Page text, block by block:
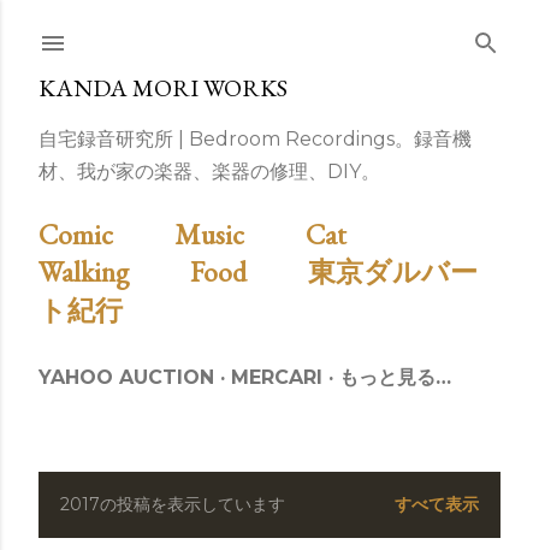
スキップしてメイン コンテンツに移動
KANDA MORI WORKS
自宅録音研究所 | Bedroom Recordings。録音機
材、我が家の楽器、楽器の修理、DIY。
Comic Music
Cat
Walking
Food
東京ダルバー
ト紀行
YAHOO AUCTION MERCARI もっと見る…
投
2017の投稿を表示しています すべて表示